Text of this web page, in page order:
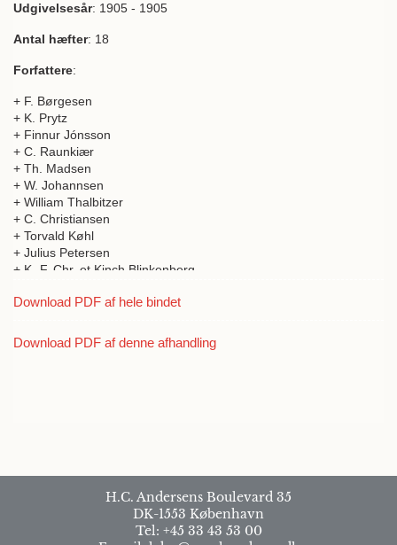
Udgivelsesår: 1905 - 1905
Antal hæfter: 18
Forfattere:
+ F. Børgesen
+ K. Prytz
+ Finnur Jónsson
+ C. Raunkiær
+ Th. Madsen
+ W. Johannsen
+ William Thalbitzer
+ C. Christiansen
+ Torvald Køhl
+ Julius Petersen
+ K.-F. Chr. et Kinch Blinkenberg
+ Adam Paulsen
+ Th. Thorkelsson
Download PDF af hele bindet
Download PDF af denne afhandling
H.C. Andersens Boulevard 35
DK-1553 København
Tel: +45 33 43 53 00